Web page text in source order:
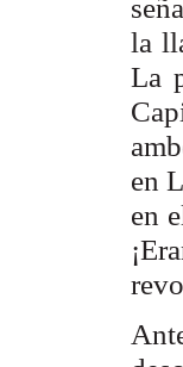
la
La
en
en